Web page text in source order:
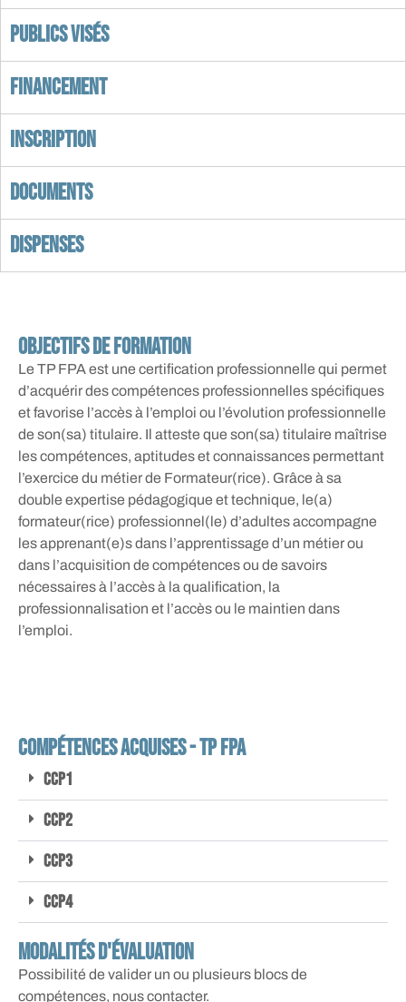
Publics visés
Financement
Inscription
Documents
Dispenses
Objectifs de formation
Le TP FPA est une certification professionnelle qui permet
d’acquérir des compétences professionnelles spécifiques
et favorise l’accès à l’emploi ou l’évolution professionnelle
de son(sa) titulaire. Il atteste que son(sa) titulaire maîtrise
les compétences, aptitudes et connaissances permettant
l’exercice du métier de Formateur(rice). Grâce à sa
double expertise pédagogique et technique, le(a)
formateur(rice) professionnel(le) d’adultes accompagne
les apprenant(e)s dans l’apprentissage d’un métier ou
dans l’acquisition de compétences ou de savoirs
nécessaires à l’accès à la qualification, la
professionnalisation et l’accès ou le maintien dans
l’emploi.
compétences acquises - TP FPA
CCP1
CCP2
CCP3
CCP4
Modalités d'évaluation
Possibilité de valider un ou plusieurs blocs de
compétences, nous contacter.